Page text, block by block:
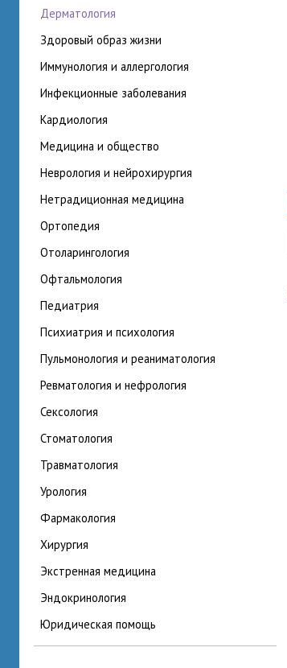
дерматология
здоровый образ жизни
иммунология и аллергология
инфекционные заболевания
кардиология
медицина и общество
неврология и нейрохирургия
нетрадиционная медицина
ортопедия
отоларингология
офтальмология
педиатрия
психиатрия и психология
пульмонология и реаниматология
ревматология и нефрология
сексология
стоматология
травматология
урология
фармакология
хирургия
экстренная медицина
эндокринология
юридическая помощь